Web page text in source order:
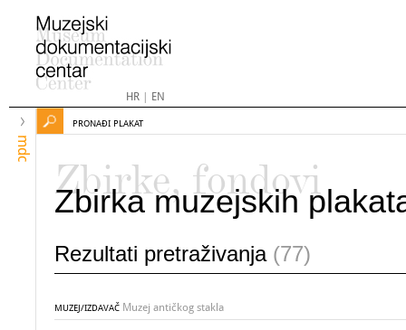
HR| EN
mdc
PRONAĐI PLAKAT
Zbirke, fondovi
Zbirka muzejskih
Rezultati pretraživanja (77)
MUZEJ/IZDAVAČ Muzej antičkog stakla